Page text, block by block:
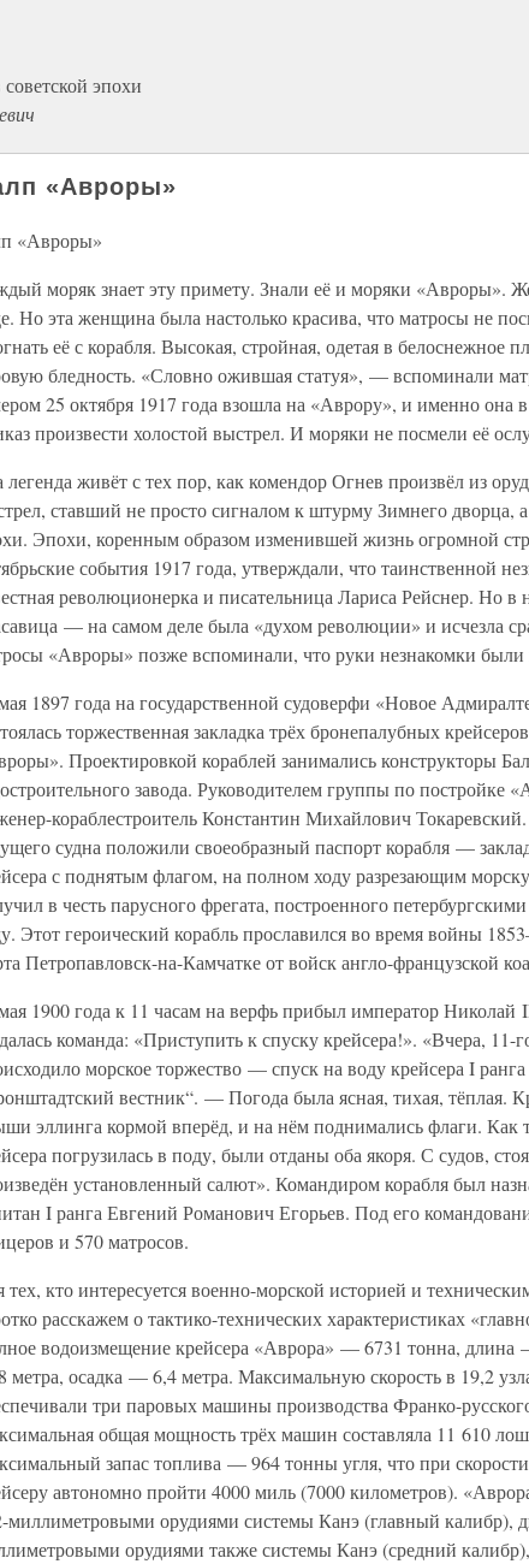
эпохи
«Авроры»
«Авроры»
моряк знает эту примету. Знали её и моряки «Авроры».
Но эта женщина была настолько красива, что матросы не
её с корабля. Высокая, стройная, одетая в белоснежное
бледность. «Словно ожившая статуя», — вспоминали
25 октября 1917 года взошла на «Аврору», и именно она
произвести холостой выстрел. И моряки не посмели её
легенда живёт с тех пор, как комендор Огнев произвёл из
ставший не просто сигналом к штурму Зимнего дворца,
Эпохи, коренным образом изменившей жизнь огромной
события 1917 года, утверждали, что таинственной
революционерка и писательница Лариса Рейснер. Но в
— на самом деле была «духом революции» и исчезла
«Авроры» позже вспоминали, что руки незнакомки
1897 года на государственной судоверфи «Новое
торжественная закладка трёх бронепалубных
Проектировкой кораблей занимались конструкторы
завода. Руководителем группы по
кораблестроитель Константин Михайлович
судна положили своеобразный паспорт корабля —
с поднятым флагом, на полном ходу разрезающим
в честь парусного фрегата, построенного
Этот героический корабль прославился во время войны
Петропавловск-на-Камчатке от войск англо-французской
1900 года к 11 часам на верфь прибыл император Николай
команда: «Приступить к спуску крейсера!». «Вчера, 11-
морское торжество — спуск на воду крейсера I
вестник“. — Погода была ясная, тихая, тёплая.
эллинга кормой вперёд, и на нём поднимались флаги. Как
погрузилась в поду, были отданы оба якоря. С судов,
установленный салют». Командиром корабля был
I ранга Евгений Романович Егорьев. Под его
и 570 матросов.
тех, кто интересуется военно-морской историей и
расскажем о тактико-технических характеристиках
водоизмещение крейсера «Аврора» — 6731 тонна,
метра, осадка — 6,4 метра. Максимальную скорость в 19,2
три паровых машины производства Франко-
общая мощность трёх машин составляла 11 610
запас топлива — 964 тонны угля, что при скорости
автономно пройти 4000 миль (7000 километров).
миллиметровыми орудиями системы Канэ (главный калибр),
орудиями также системы Канэ (средний